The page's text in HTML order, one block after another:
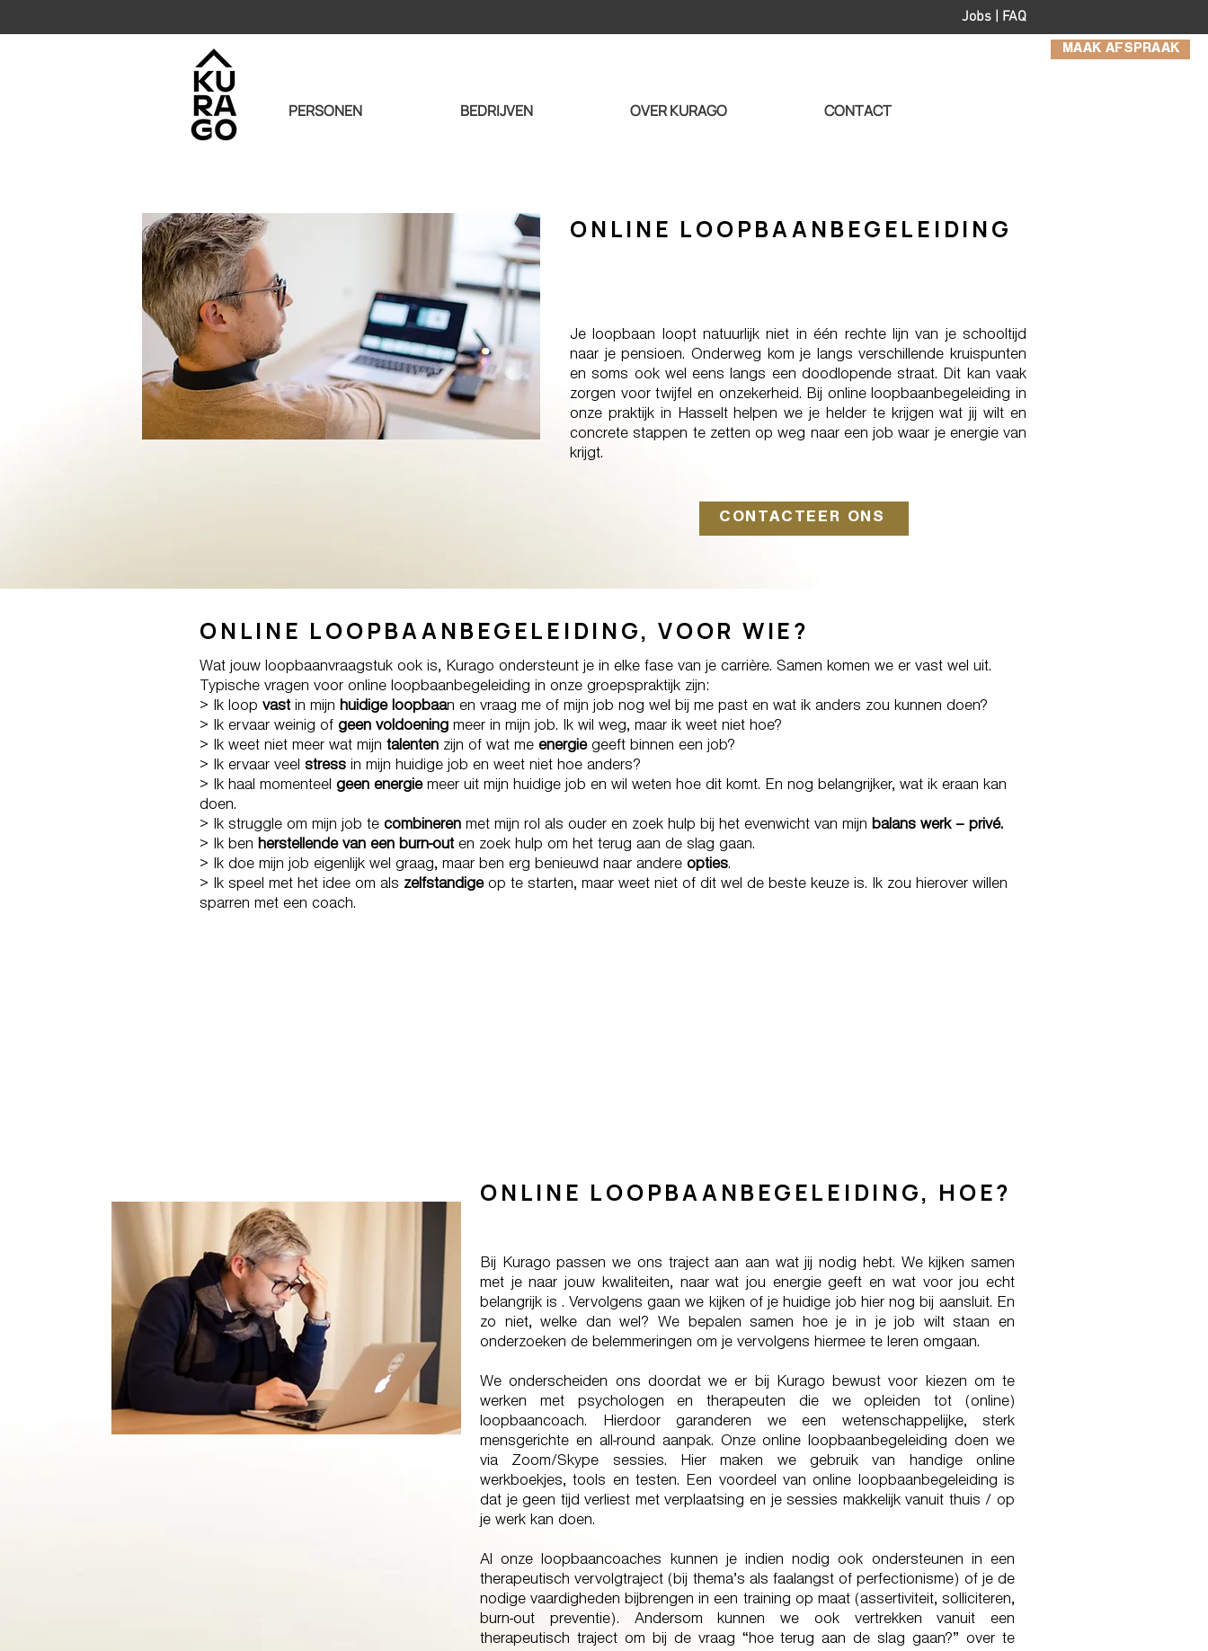
MAAK AFSPRAAK
Jobs | FAQ
PERSONEN BEDRIJVEN OVER KURAGO CONTACT
ONLINE LOOPBAANBEGELEIDING
Je loopbaan loopt natuurlijk niet in één rechte lijn van je schooltijd
naar je pensioen. Onderweg kom je langs verschillende kruispunten
en soms ook wel eens langs een doodlopende straat. Dit kan vaak
zorgen voor twijfel en onzekerheid. Bij online loopbaanbegeleiding in
onze praktijk in Hasselt helpen we je helder te krijgen wat jij wilt en
concrete stappen te zetten op weg naar een job waar je energie van
krijgt.
CONTACTEER ONS
ONLINE LOOPBAANBEGELEIDING, VOOR WIE?
Wat jouw loopbaanvraagstuk ook is, Kurago ondersteunt je in elke fase van je carrière. Samen komen we er vast wel uit.
Typische vragen voor online loopbaanbegeleiding in onze groepspraktijk zijn:
> Ik loop vast in mijn huidige loopbaan en vraag me of mijn job nog wel bij me past en wat ik anders zou kunnen doen?
> Ik ervaar weinig of geen voldoening meer in mijn job. Ik wil weg, maar ik weet niet hoe?
> Ik weet niet meer wat mijn talenten zijn of wat me energiegeeft binnen een job?
> Ik ervaar veel stress in mijn huidige job en weet niet hoe anders?
> Ik haal momenteel geen energiemeer uit mijn huidige job en wil weten hoe dit komt. En nog belangrijker, wat ik eraan kan
doen.
> Ik struggle om mijn job te combineren met mijn rol als ouder en zoek hulp bij het evenwicht van mijn balans werk – privé.
> Ik ben herstellende van een burn-out en zoek hulp om het terug aan de slag gaan.
> Ik doe mijn job eigenlijk wel graag, maar ben erg benieuwd naar andere opties.
> Ik speel met het idee om als zelfstandigeop te starten, maar weet niet of dit wel de beste keuze is. Ik zou hierover willen
sparren met een coach.
ONLINE LOOPBAANBEGELEIDING, HOE?
Bij Kurago passen we ons traject aan aan wat jij nodig hebt. We kijken samen
met je naar jouw kwaliteiten, naar wat jou energie geeft en wat voor jou echt
belangrijk is . Vervolgens gaan we kijken of je huidige job hier nog bij aansluit. En
zo niet, welke dan wel? We bepalen samen hoe je in je job wilt staan en
onderzoeken de belemmeringen om je vervolgens hiermee te leren omgaan.
We onderscheiden ons doordat we er bij Kurago bewust voor kiezen om te
werken met psychologen en therapeuten die we opleiden tot (online)
loopbaancoach. Hierdoor garanderen we een wetenschappelijke, sterk
mensgerichte en all-round aanpak. Onze online loopbaanbegeleiding doen we
via Zoom/Skype sessies. Hier maken we gebruik van handige online
werkboekjes, tools en testen. Een voordeel van online loopbaanbegeleiding is
dat je geen tijd verliest met verplaatsing en je sessies makkelijk vanuit thuis / op
je werk kan doen.
Al onze loopbaancoaches kunnen je indien nodig ook ondersteunen in een
therapeutisch vervolgtraject (bij thema’s als faalangst of perfectionisme) of je de
nodige vaardigheden bijbrengen in een training op maat (assertiviteit, solliciteren,
burn-out preventie). Andersom kunnen we ook vertrekken vanuit een
therapeutisch traject om bij de vraag “hoe terug aan de slag gaan?” over te